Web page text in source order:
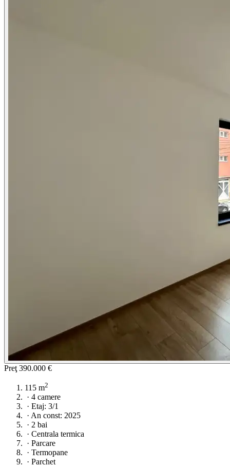
Preţ 390.000 €
115 m2
· 4 camere
· Etaj: 3/1
· An const: 2025
· 2 bai
· Centrala termica
· Parcare
· Termopane
· Parchet